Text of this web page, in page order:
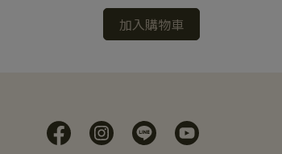
加入購物車